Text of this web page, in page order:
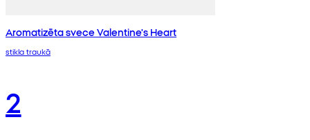
Aromatizēta svece Valentine's Heart
stikla traukā
2